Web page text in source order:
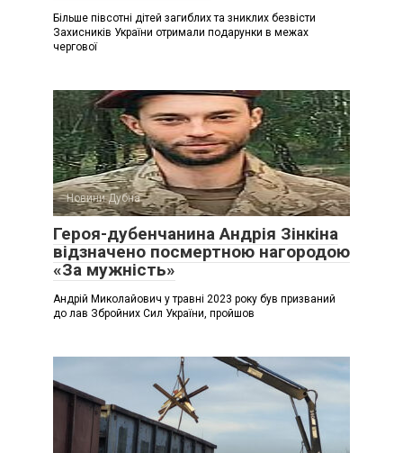
Більше півсотні дітей загиблих та зниклих безвісти
Захисників України отримали подарунки в межах
чергової
Новини Дубна
Героя-дубенчанина Андрія Зінкіна
відзначено посмертною нагородою
«За мужність»
Андрій Миколайович у травні 2023 року був призваний
до лав Збройних Сил України, пройшов